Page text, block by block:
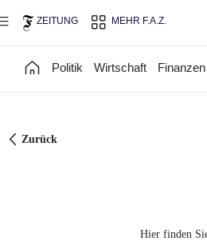
ZEITUNG MEHR F.A.Z.
Politik Wirtschaft Finanzen
Zurück
Hier finden